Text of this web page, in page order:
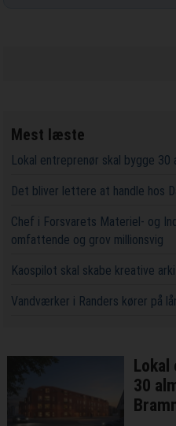
Mest læste
Lokal entreprenør skal bygge 30
Det bliver lettere at handle hos
Chef i Forsvarets Materiel- og
omfattende og grov millionsvig
Kaospilot skal skabe kreative
Vandværker i Randers kører på
30